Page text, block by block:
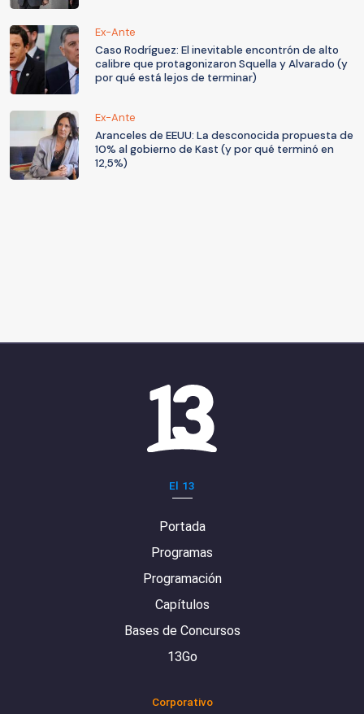
Ex-Ante
Caso Rodríguez: El inevitable encontrón de alto
calibre que protagonizaron Squella y Alvarado (y
por qué está lejos de terminar)
Ex-Ante
Aranceles de EEUU: La desconocida propuesta de
10% al gobierno de Kast (y por qué terminó en
12,5%)
El 13
Portada
Programas
Programación
Capítulos
Bases de Concursos
13Go
Corporativo